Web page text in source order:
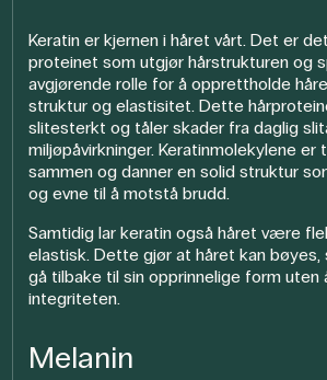
Keratin er kjernen i håret vårt. Det er
proteinet som utgjør hårstrukturen og
avgjørende rolle for å opprettholde
struktur og elastisitet. Dette
slitesterkt og tåler skader fra daglig
miljøpåvirkninger. Keratinmolekylene
sammen og danner en solid struktur
og evne til å motstå brudd.
Samtidig lar keratin også håret være
elastisk. Dette gjør at håret kan
gå tilbake til sin opprinnelige form uten
integriteten.
Melanin